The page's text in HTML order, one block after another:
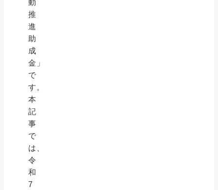
動
推
進
助
成
金」
で
す。
本
記
事
で
は、
令
和
7